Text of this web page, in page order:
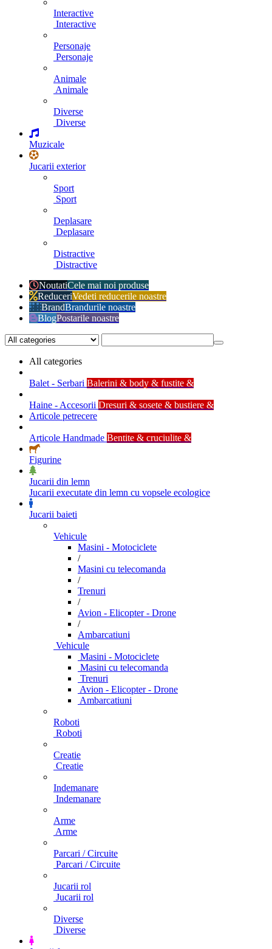
Interactive
Interactive
Personaje
Personaje
Animale
Animale
Diverse
Diverse
Muzicale
Jucarii exterior
Sport
Sport
Deplasare
Deplasare
Distractive
Distractive
NoutatiCele mai noi produse
ReduceriVedeti reducerile noastre
BrandBrandurile noastre
BlogPostarile noastre
All categories
Balet - Serbari Balerini & body & fustite &
Haine - Accesorii Dresuri & sosete & bustiere &
Articole petrecere
Articole Handmade Bentite & cruciulite &
Figurine
Jucarii din lemn
Jucarii executate din lemn cu vopsele ecologice
Jucarii baieti
Vehicule
Masini - Motociclete
/
Masini cu telecomanda
/
Trenuri
/
Avion - Elicopter - Drone
/
Ambarcatiuni
Vehicule
Masini - Motociclete
Masini cu telecomanda
Trenuri
Avion - Elicopter - Drone
Ambarcatiuni
Roboti
Roboti
Creatie
Creatie
Indemanare
Indemanare
Arme
Arme
Parcari / Circuite
Parcari / Circuite
Jucarii rol
Jucarii rol
Diverse
Diverse